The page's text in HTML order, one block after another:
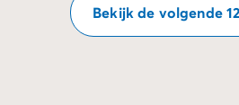
Bekijk de volgende